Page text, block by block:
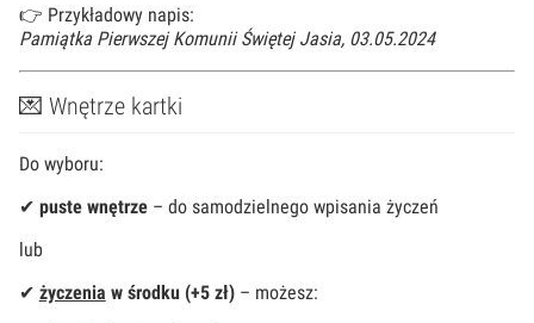
👉 Przykładowy napis:
Pamiątka Pierwszej Komunii Świętej Jasia, 03.05.2024
💌 Wnętrze kartki
Do wyboru:
✔ puste wnętrze– do samodzielnego wpisania życzeń
lub
✔ życzenia w środku (+5 zł)– możesz: